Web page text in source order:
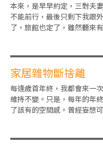
本來，是早早約定，三對夫
不能前行，最後只剩下我跟
了，旅館也定了，雖然聽來
家居雜物斷捨離
每逢歲首年終，我都會來一
維持不變。只是，每年的年
了該有的空間感。曾經妄想